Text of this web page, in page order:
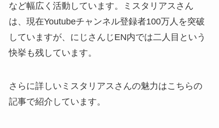
など幅広く活動しています。ミスタリアスさん
は、現在Youtubeチャンネル登録者100万人を突破
していますが、にじさんじEN内では二人目という
快挙も残しています。
さらに詳しいミスタリアスさんの魅力はこちらの
記事で紹介しています。